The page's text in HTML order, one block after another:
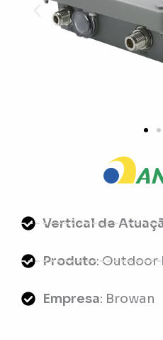
Vertical de
Produto: Outdoor
Empresa: Browan